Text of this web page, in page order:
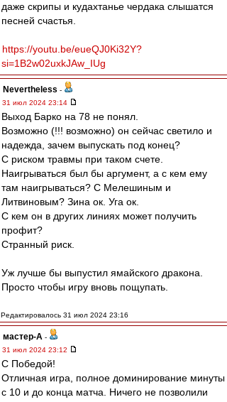
даже скрипы и кудахтанье чердака слышатся
песней счастья.
https://youtu.be/eueQJ0Ki32Y?
si=1B2w02uxkJAw_IUg
Nevertheless -
31 июл 2024 23:14
Выход Барко на 78 не понял.
Возможно (!!! возможно) он сейчас светило и
надежда, зачем выпускать под конец?
С риском травмы при таком счете.
Наигрываться был бы аргумент, а с кем ему
там наигрываться? С Мелешиным и
Литвиновым? Зина ок. Уга ок.
С кем он в других линиях может получить
профит?
Странный риск.
Уж лучше бы выпустил ямайского дракона.
Просто чтобы игру вновь пощупать.
Редактировалось 31 июл 2024 23:16
мастер-А -
31 июл 2024 23:12
С Победой!
Отличная игра, полное доминирование минуты
с 10 и до конца матча. Ничего не позволили